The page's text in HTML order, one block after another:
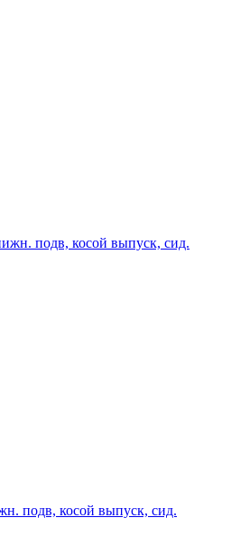
подв, косой выпуск, сид.
подв, косой выпуск, сид.